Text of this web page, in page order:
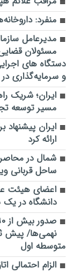
منفرد:
مدیرعامل
مسئولان
دستگاه‌ های
و سرمایه‌گذاری
ایران؛ شریک
مسیر توسعه
ایران پیشنهاد
ارائه کرد
شمال در
ساحل قربانی
اعضای هیئت
دانشگاه در یک
متوسطه اول
الزام